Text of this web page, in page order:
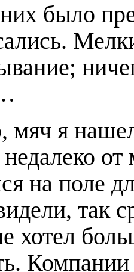
было
мяч я
недалеко
на поле
так
хотел